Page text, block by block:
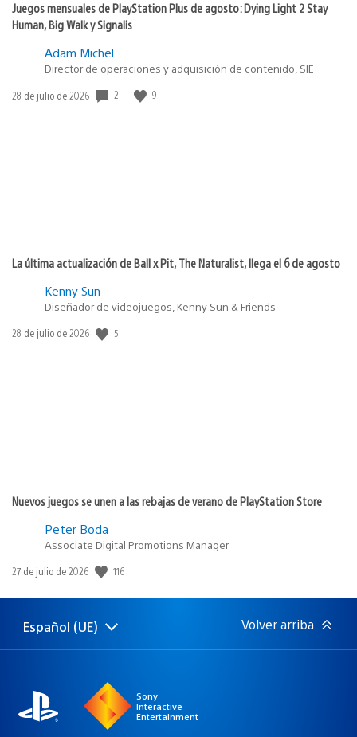
Juegos mensuales de PlayStation Plus de agosto: Dying Light 2 Stay
Human, Big Walk y Signalis
Adam Michel
Director de operaciones y adquisición de contenido, SIE
Fecha
28 de julio de 2026 2 9
La última actualización de Ball x Pit, The Naturalist, llega el 6 de agosto
Kenny Sun
Diseñador de videojuegos, Kenny Sun & Friends
Fecha
28 de julio de 2026 5
Nuevos juegos se unen a las rebajas de verano de PlayStation Store
Peter Boda
Associate Digital Promotions Manager
Fecha
publicación:
27 de julio de 2026 116
Selecciona
una
Región
actual:
Español (UE) Volver arriba
Sony
Interactive
Entertainment